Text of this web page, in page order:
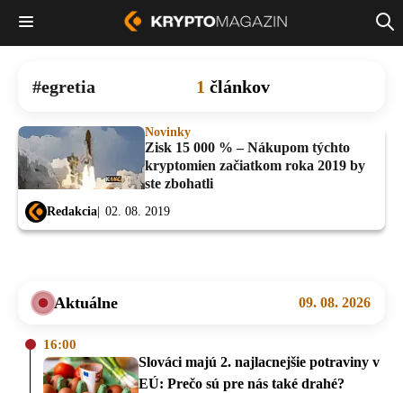
egretia 1 článkov
Novinky
Zisk 15 000 % – Nákupom týchto
kryptomien začiatkom roka 2019 by
ste zbohatli
Redakcia 02. 08. 2019
Aktuálne 09. 08. 2026
16:00
Slováci majú 2. najlacnejšie potraviny v
EÚ: Prečo sú pre nás také drahé?